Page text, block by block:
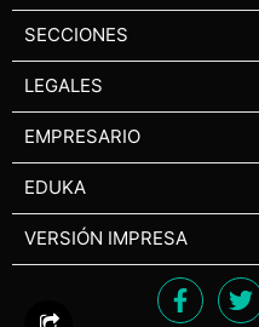
SECCIONES
LEGALES
EMPRESARIO
EDUKA
VERSIÓN IMPRESA